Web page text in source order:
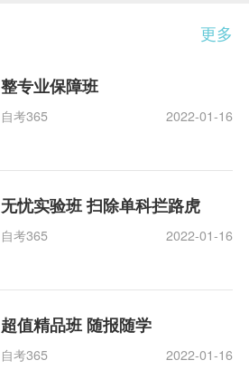
更多
整专业保障班
自考365 2022-01-16
无忧实验班 扫除单科拦路虎
自考365 2022-01-16
超值精品班 随报随学
自考365 2022-01-16